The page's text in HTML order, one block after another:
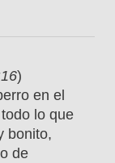
)
en el
lo que
bonito,
de